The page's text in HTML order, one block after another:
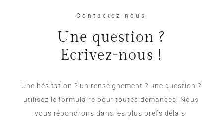
Contactez-nous
Une question ?
Ecrivez-nous !
Une hésitation ? un renseignement ? une question ?
utilisez le formulaire pour toutes demandes. Nous
vous répondrons dans les plus brefs délais.